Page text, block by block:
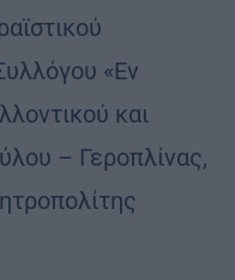
«Εν
και
– Γεροπλίνας,